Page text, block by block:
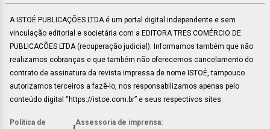
A ISTOÉ PUBLICAÇÕES LTDA é um portal digital independente e sem
vinculação editorial e societária com a EDITORA TRES COMÉRCIO DE
PUBLICACÕES LTDA (recuperação judicial). Informamos também que não
realizamos cobranças e que também não oferecemos cancelamento do
contrato de assinatura da revista impressa de nome ISTOÉ, tampouco
autorizamos terceiros a fazê-lo, nos responsabilizamos apenas pelo
conteúdo digital “https://istoe.com.br” e seus respectivos sites.
Política de Assessoria de imprensa: